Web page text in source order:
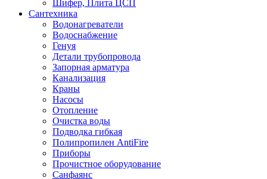
Шифер, Плита ЦСП
Сантехника
Водонагреватели
Водоснабжение
Генуя
Детали трубопровода
Запорная арматура
Канализация
Краны
Насосы
Отопление
Очистка воды
Подводка гибкая
Полипропилен AntiFire
Приборы
Прочистное оборудование
Санфаянс